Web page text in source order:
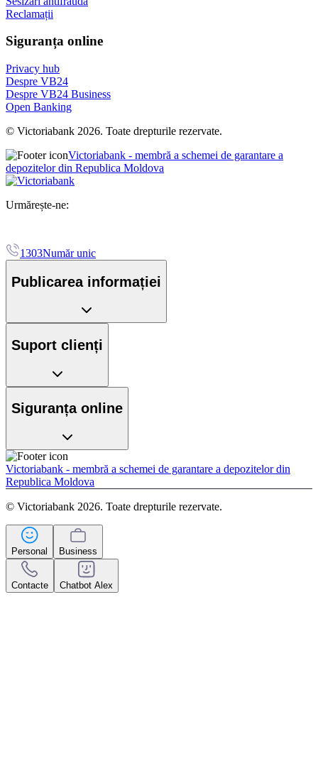
Reclamații
Siguranța online
Privacy hub
Despre VB24
Despre VB24 Business
Open Banking
© Victoriabank 2026. Toate drepturile rezervate.
Victoriabank - membră a schemei de garantare a
depozitelor din Republica Moldova
Urmărește-ne:
1303Număr unic
Publicarea informației
Suport clienți
Siguranța online
Victoriabank - membră a schemei de garantare a depozitelor din
Republica Moldova
© Victoriabank 2026. Toate drepturile rezervate.
Personal Business
Contacte Chatbot Alex